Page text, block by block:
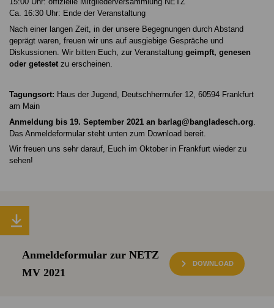
Ca. 16:30 Uhr: Ende der Veranstaltung
Nach einer langen Zeit, in der unsere Begegnungen durch Abstand
geprägt waren, freuen wir uns auf ausgiebige Gespräche und
Diskussionen. Wir bitten Euch, zur Veranstaltung geimpft, genesen
oder getestet zu erscheinen.
Tagungsort: Haus der Jugend, Deutschherrnufer 12, 60594 Frankfurt
am Main
Anmeldung bis 19. September 2021 an barlag@bangladesch.org
Das Anmeldeformular steht unten zum Download bereit.
Wir freuen uns sehr darauf, Euch im Oktober in Frankfurt wieder zu
sehen!
Anmeldeformular zur NETZ
MV 2021
DOWNLOAD